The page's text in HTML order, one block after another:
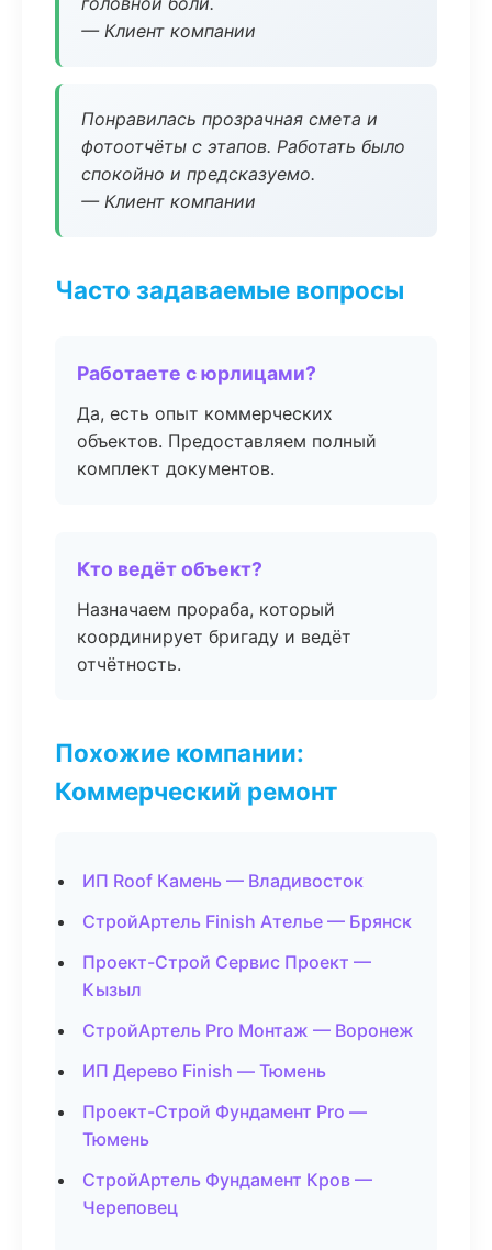
— Клиент компании
Понравилась прозрачная смета и
фотоотчёты с этапов. Работать было
спокойно и предсказуемо.
— Клиент компании
Часто задаваемые вопросы
Работаете с юрлицами?
Да, есть опыт коммерческих
объектов. Предоставляем полный
комплект документов.
Кто ведёт объект?
Назначаем прораба, который
координирует бригаду и ведёт
отчётность.
Похожие компании:
Коммерческий ремонт
ИП Roof Камень — Владивосток
СтройАртель Finish Ателье — Брянск
Проект-Строй Сервис Проект —
Кызыл
СтройАртель Pro Монтаж — Воронеж
ИП Дерево Finish — Тюмень
Проект-Строй Фундамент Pro —
Тюмень
СтройАртель Фундамент Кров —
Череповец